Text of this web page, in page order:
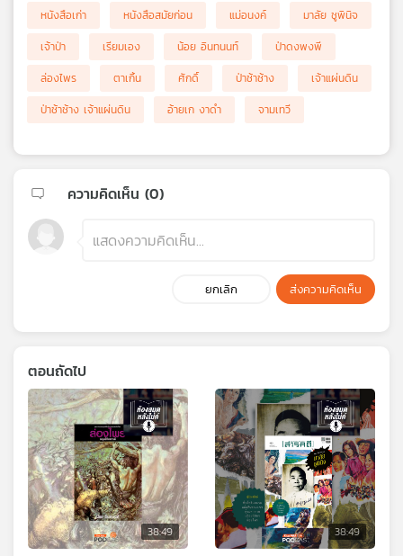
หนังสือเก่า
หนังสือสมัยก่อน แม่อนงค์
มาลัย ชูพินิจ
เจ้าป่า
เรียมเอง น้อย อินทนนท์
ป่าดงพงพี
ล่องไพร
ตาเกิ้น ศักดิ์ ป่าช้าช้าง
เจ้าแผ่นดิน
ป่าช้าช้าง เจ้าแผ่นดิน
อ้ายเก งาดำ จามเทวี
ความคิดเห็น (0)
ยกเลิก ส่งความคิดเห็น
ตอนถัดไป
38:49 38:49